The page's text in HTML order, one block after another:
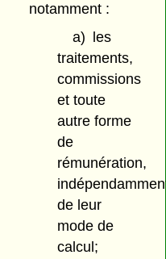
notamment :
a)
les
traitements,
commissions
et toute
autre forme
de
rémunération,
de leur
mode de
calcul;